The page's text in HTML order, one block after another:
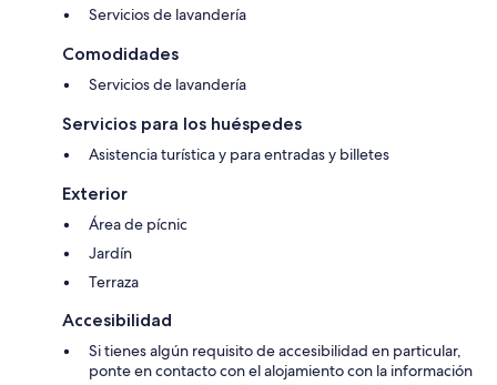
Servicios de lavandería
Comodidades
Servicios de lavandería
Servicios para los huéspedes
Asistencia turística y para entradas y billetes
Exterior
Área de pícnic
Jardín
Terraza
Accesibilidad
Si tienes algún requisito de accesibilidad en particular,
ponte en contacto con el alojamiento con la información